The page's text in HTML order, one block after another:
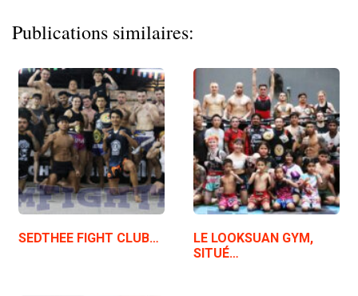
Publications similaires:
SEDTHEE FIGHT CLUB…
LE LOOKSUAN GYM,
SITUÉ…